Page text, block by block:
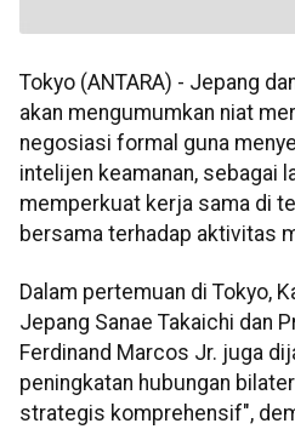
Tokyo (ANTARA) - Jepang
akan mengumumkan niat
negosiasi formal guna
intelijen keamanan, sebagai
memperkuat kerja sama di
bersama terhadap aktivitas
Dalam pertemuan di Tokyo,
Jepang Sanae Takaichi dan
Ferdinand Marcos Jr. juga
peningkatan hubungan
strategis komprehensif",